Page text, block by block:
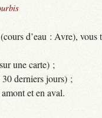
d’eau : Avre), vous
une carte) ;
derniers jours) ;
et en aval.